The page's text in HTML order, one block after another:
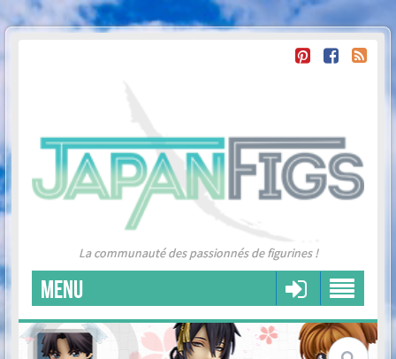
La communauté des passionnés de figurines !
MENU